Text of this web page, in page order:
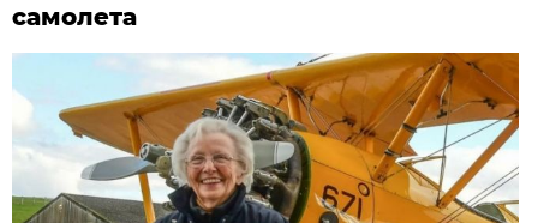
самолета